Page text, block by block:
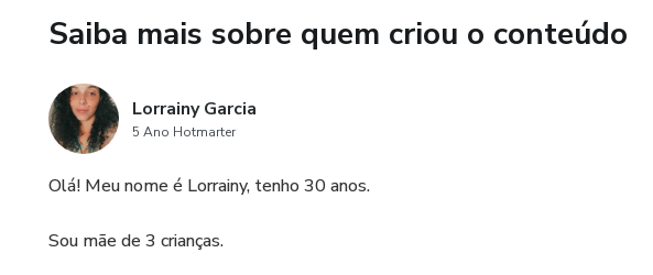
Saiba mais sobre quem criou o conteúdo
Lorrainy Garcia
5 Ano Hotmarter
Olá! Meu nome é Lorrainy, tenho 30 anos.
Sou mãe de 3 crianças.